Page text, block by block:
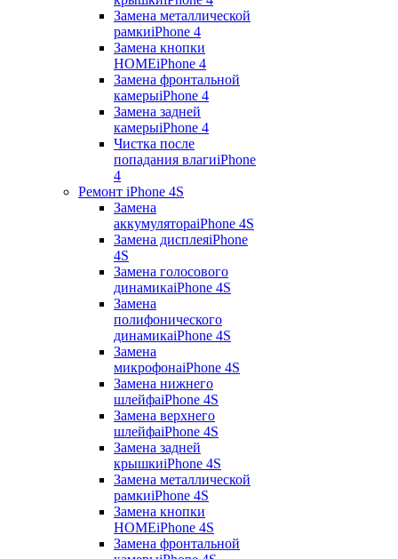
Замена металлической
рамкиiPhone 4
Замена кнопки
HOMEiPhone 4
Замена фронтальной
камерыiPhone 4
Замена задней
камерыiPhone 4
Чистка после
попадания влагиiPhone
4
Ремонт iPhone 4S
Замена
аккумулятораiPhone 4S
Замена дисплеяiPhone
4S
Замена голосового
динамикаiPhone 4S
Замена
полифонического
динамикаiPhone 4S
Замена
микрофонаiPhone 4S
Замена нижнего
шлейфаiPhone 4S
Замена верхнего
шлейфаiPhone 4S
Замена задней
крышкиiPhone 4S
Замена металлической
рамкиiPhone 4S
Замена кнопки
HOMEiPhone 4S
Замена фронтальной